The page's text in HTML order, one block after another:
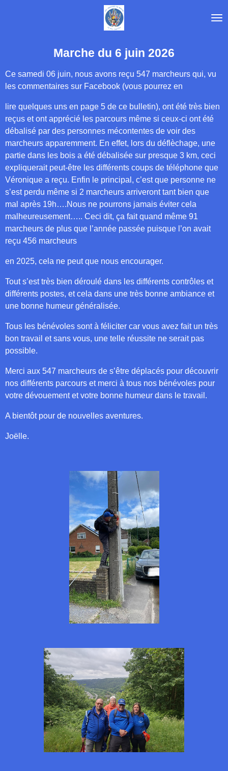
Marche du 6 juin 2026
Ce samedi 06 juin, nous avons reçu 547 marcheurs qui, vu
les commentaires sur Facebook (vous pourrez en
lire quelques uns en page 5 de ce bulletin), ont été très bien
reçus et ont apprécié les parcours même si ceux-ci ont été
débalisé par des personnes mécontentes de voir des
marcheurs apparemment. En effet, lors du déflèchage, une
partie dans les bois a été débalisée sur presque 3 km, ceci
expliquerait peut-être les différents coups de téléphone que
Véronique a reçu. Enfin le principal, c’est que personne ne
s’est perdu même si 2 marcheurs arriveront tant bien que
mal après 19h….Nous ne pourrons jamais éviter cela
malheureusement….. Ceci dit, ça fait quand même 91
marcheurs de plus que l’année passée puisque l’on avait
reçu 456 marcheurs
en 2025, cela ne peut que nous encourager.
Tout s’est très bien déroulé dans les différents contrôles et
différents postes, et cela dans une très bonne ambiance et
une bonne humeur généralisée.
Tous les bénévoles sont à féliciter car vous avez fait un très
bon travail et sans vous, une telle réussite ne serait pas
possible.
Merci aux 547 marcheurs de s’être déplacés pour découvrir
nos différents parcours et merci à tous nos bénévoles pour
votre dévouement et votre bonne humeur dans le travail.
A bientôt pour de nouvelles aventures.
Joëlle.